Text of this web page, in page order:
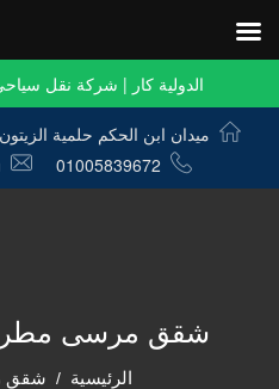
الدولية كار | شركة نقل
ميدان ابن الحكم حلمية
01005839672
شقق مرسى
الرئيسية شقق